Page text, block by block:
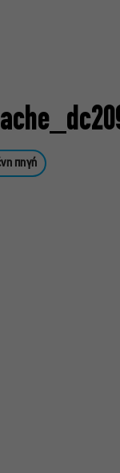
πηγή